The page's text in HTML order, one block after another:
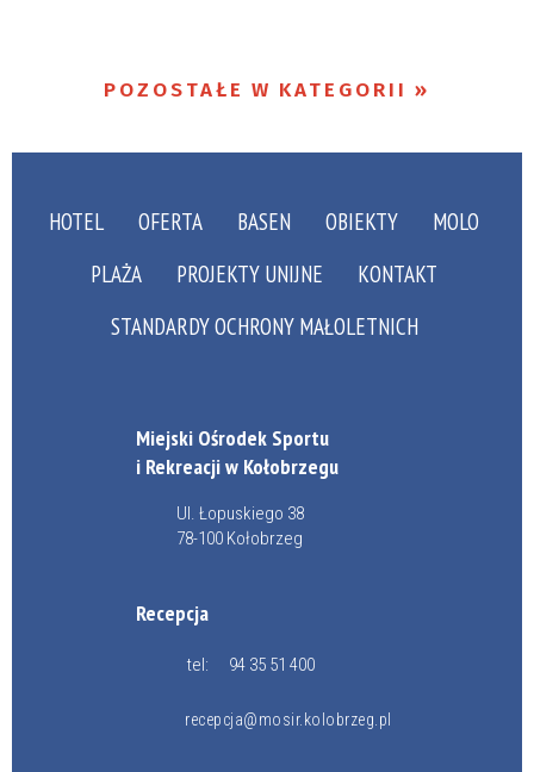
POZOSTAŁE W KATEGORII
HOTEL OFERTA BASEN OBIEKTY
MOLO
PLAŻA
PROJEKTY UNIJNE
KONTAKT
STANDARDY OCHRONY MAŁOLETNICH
Miejski Ośrodek Sportu
i Rekreacji w Kołobrzegu
Ul. Łopuskiego 38
78-100 Kołobrzeg
Recepcja
tel: 94 35 51 400
recepcja@mosir.kolobrzeg.pl